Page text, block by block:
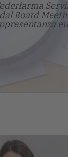
Board